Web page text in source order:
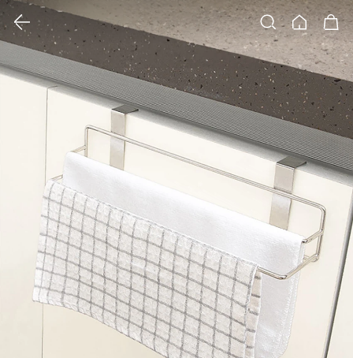
검색 장바구니
클릭 시 이미지 확대 보기 팝업 열림